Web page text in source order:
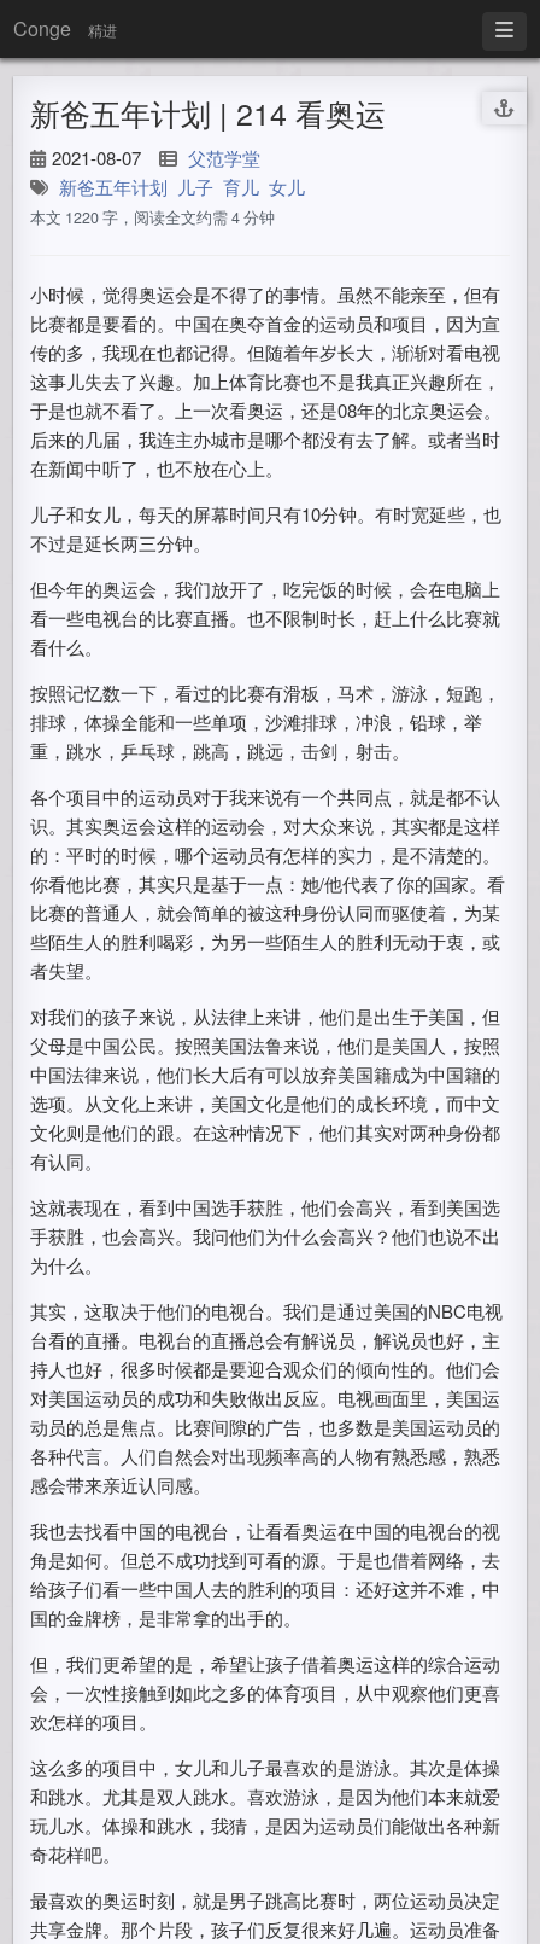
Conge 精进
新爸五年计划 | 214 看奥运
2021-08-07
父范学堂
新爸五年计划
儿子 育儿 女儿
本文 1220 字，阅读全文约需 4 分钟
小时候，觉得奥运会是不得了的事情。虽然不能亲至，但有
比赛都是要看的。中国在奥夺首金的运动员和项目，因为宣
传的多，我现在也都记得。但随着年岁长大，渐渐对看电视
这事儿失去了兴趣。加上体育比赛也不是我真正兴趣所在，
于是也就不看了。上一次看奥运，还是08年的北京奥运会。
后来的几届，我连主办城市是哪个都没有去了解。或者当时
在新闻中听了，也不放在心上。
儿子和女儿，每天的屏幕时间只有10分钟。有时宽延些，也
不过是延长两三分钟。
但今年的奥运会，我们放开了，吃完饭的时候，会在电脑上
看一些电视台的比赛直播。也不限制时长，赶上什么比赛就
看什么。
按照记忆数一下，看过的比赛有滑板，马术，游泳，短跑，
排球，体操全能和一些单项，沙滩排球，冲浪，铅球，举
重，跳水，乒乓球，跳高，跳远，击剑，射击。
各个项目中的运动员对于我来说有一个共同点，就是都不认
识。其实奥运会这样的运动会，对大众来说，其实都是这样
的：平时的时候，哪个运动员有怎样的实力，是不清楚的。
你看他比赛，其实只是基于一点：她/他代表了你的国家。看
比赛的普通人，就会简单的被这种身份认同而驱使着，为某
些陌生人的胜利喝彩，为另一些陌生人的胜利无动于衷，或
者失望。
对我们的孩子来说，从法律上来讲，他们是出生于美国，但
父母是中国公民。按照美国法鲁来说，他们是美国人，按照
中国法律来说，他们长大后有可以放弃美国籍成为中国籍的
选项。从文化上来讲，美国文化是他们的成长环境，而中文
文化则是他们的跟。在这种情况下，他们其实对两种身份都
有认同。
这就表现在，看到中国选手获胜，他们会高兴，看到美国选
手获胜，也会高兴。我问他们为什么会高兴？他们也说不出
为什么。
其实，这取决于他们的电视台。我们是通过美国的NBC电视
台看的直播。电视台的直播总会有解说员，解说员也好，主
持人也好，很多时候都是要迎合观众们的倾向性的。他们会
对美国运动员的成功和失败做出反应。电视画面里，美国运
动员的总是焦点。比赛间隙的广告，也多数是美国运动员的
各种代言。人们自然会对出现频率高的人物有熟悉感，熟悉
感会带来亲近认同感。
我也去找看中国的电视台，让看看奥运在中国的电视台的视
角是如何。但总不成功找到可看的源。于是也借着网络，去
给孩子们看一些中国人去的胜利的项目：还好这并不难，中
国的金牌榜，是非常拿的出手的。
但，我们更希望的是，希望让孩子借着奥运这样的综合运动
会，一次性接触到如此之多的体育项目，从中观察他们更喜
欢怎样的项目。
这么多的项目中，女儿和儿子最喜欢的是游泳。其次是体操
和跳水。尤其是双人跳水。喜欢游泳，是因为他们本来就爱
玩儿水。体操和跳水，我猜，是因为运动员们能做出各种新
奇花样吧。
最喜欢的奥运时刻，就是男子跳高比赛时，两位运动员决定
共享金牌。那个片段，孩子们反复很来好几遍。运动员准备